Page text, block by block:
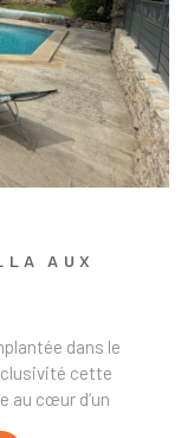
AUX
dans le
cette
au cœur d’un